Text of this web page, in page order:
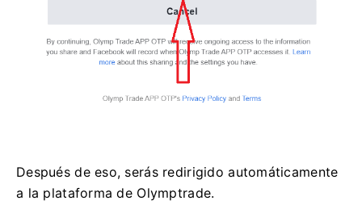
Después de eso, serás redirigido automáticamente
a la plataforma de Olymptrade.